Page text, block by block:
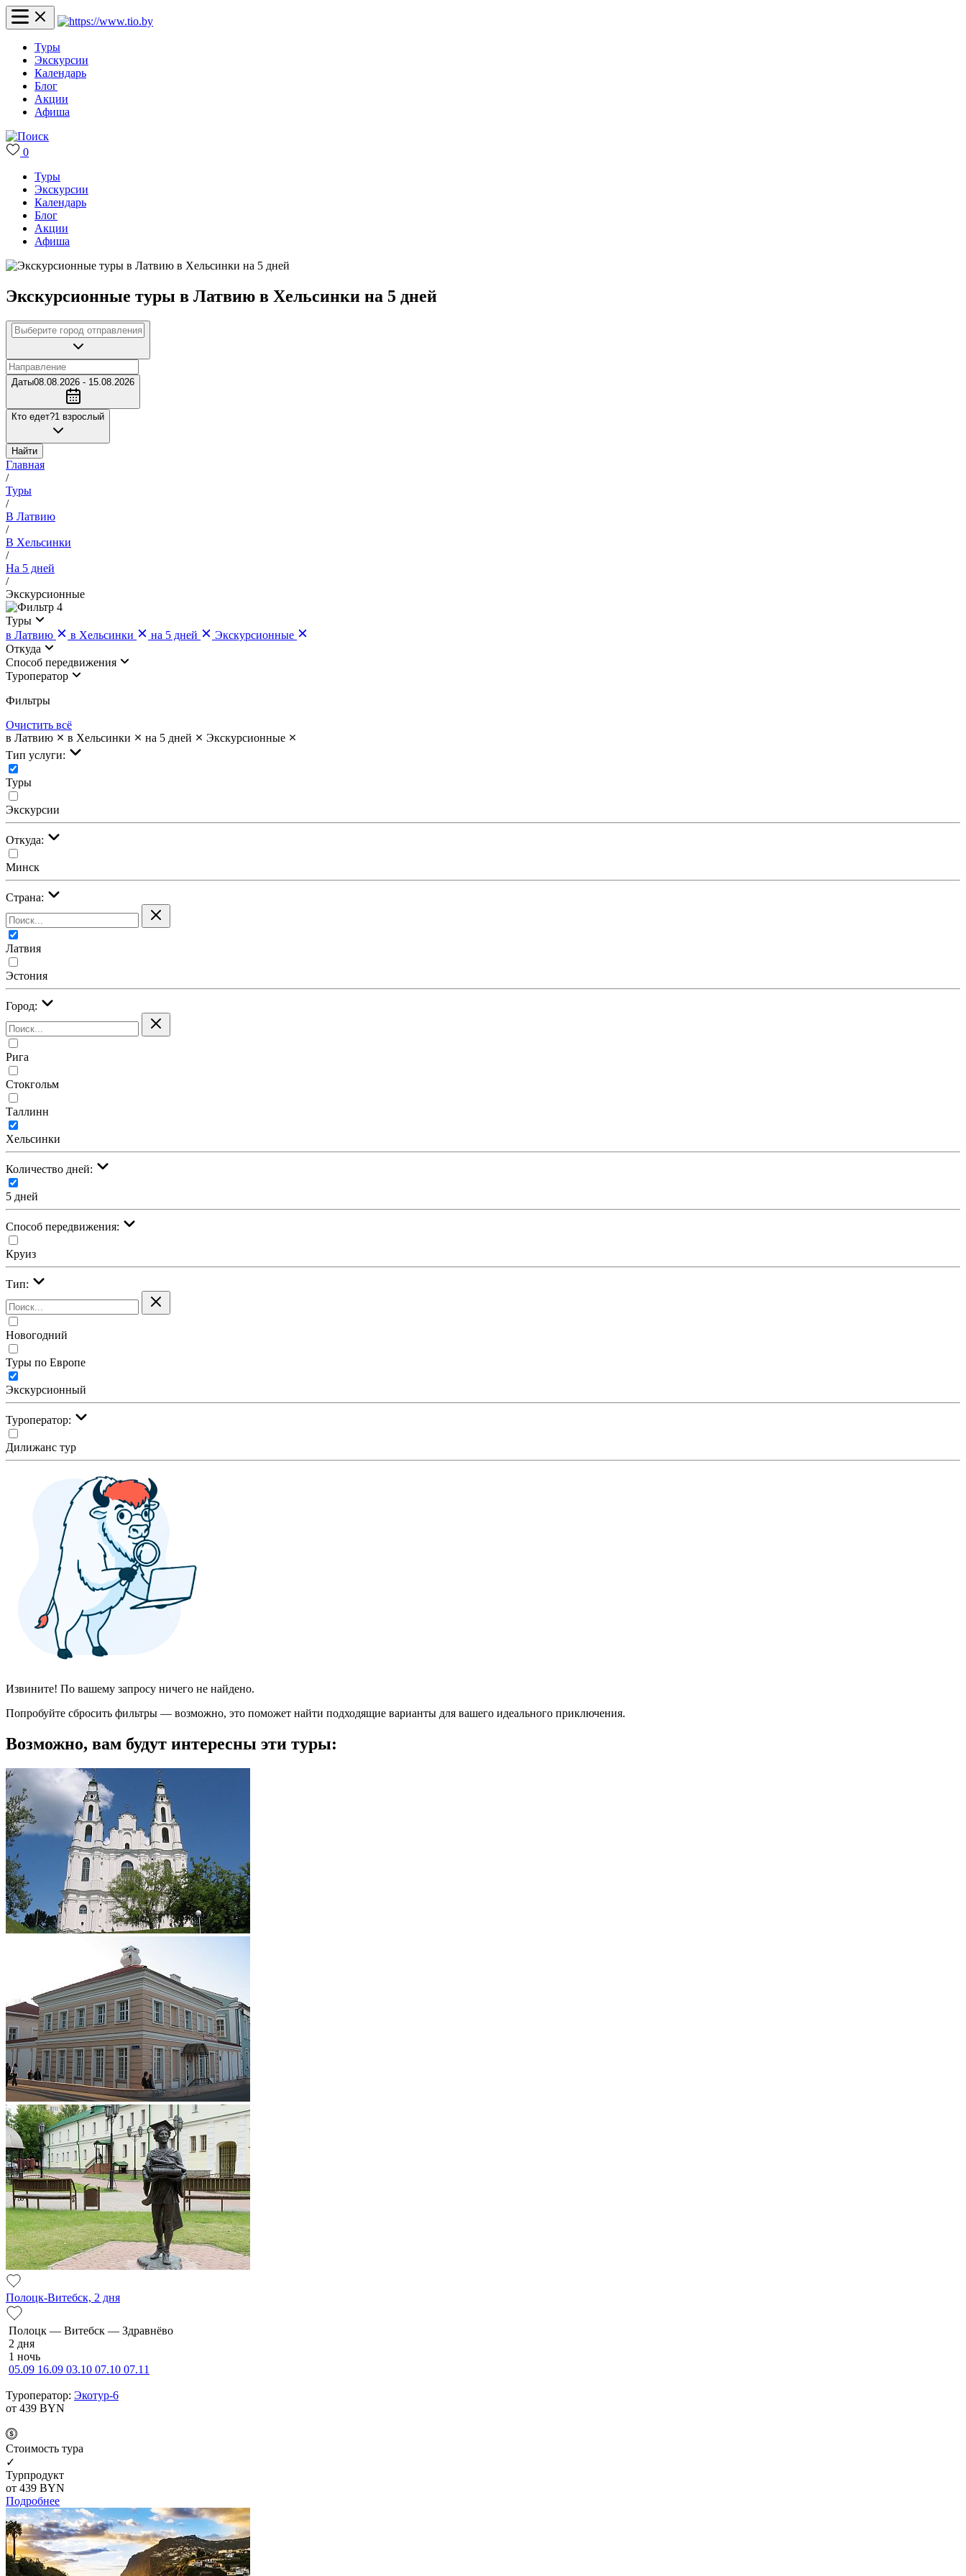
Туры
Экскурсии
Календарь
Блог
Акции
Афиша
0
Туры
Экскурсии
Календарь
Блог
Акции
Афиша
Экскурсионные туры в Латвию в Хельсинки на 5 дней
Даты08.08.2026 - 15.08.2026
Кто едет?1 взрослый
Найти
Главная
/
Туры
/
В Латвию
/
В Хельсинки
/
На 5 дней
/
Экскурсионные
4
Туры
в Латвию
в Хельсинки на 5 дней
Экскурсионные
Откуда
Cпособ передвижения
Туроператор
Фильтры
Очистить всё
в Латвию
в Хельсинки на 5 дней
Экскурсионные
Тип услуги:
Туры
Экскурсии
Откуда:
Минск
Страна:
Латвия
Эстония
Город:
Рига
Стокгольм
Таллинн
Хельсинки
Количество дней:
5 дней
Cпособ передвижения:
Круиз
Тип:
Новогодний
Туры по Европе
Экскурсионный
Туроператор:
Дилижанс тур
Извините! По вашему запросу ничего не найдено.
Попробуйте сбросить фильтры — возможно, это поможет найти подходящие варианты для вашего идеального приключения.
Возможно, вам будут интересны эти туры:
Полоцк-Витебск, 2 дня
По­лоцк — Ви­тебск — Здравнёво
2 дня
1 ночь
05.09 16.09 03.10 07.10 07.11
Туроператор: Экотур-6
от 439 BYN
Cтоимость тура
✓
Турпродукт
от 439 BYN
Подробнее